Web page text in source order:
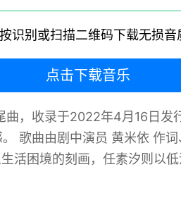
识别或扫描二维码下载无损音
点击下载音乐
曲，收录于2022年4月16日
歌曲由剧中演员 黄米依 作
活困境的刻画，任素汐则以